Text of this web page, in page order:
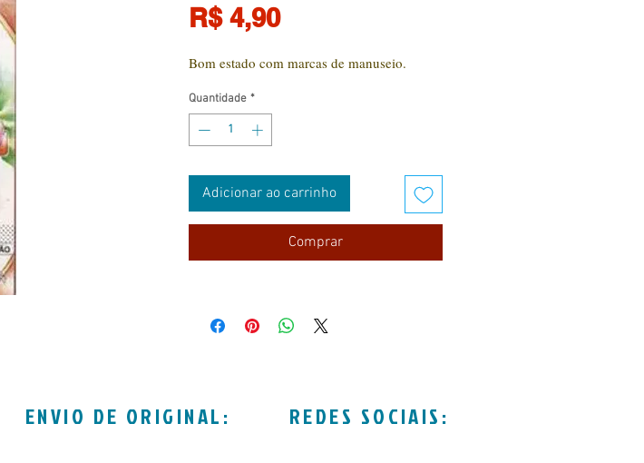
R$ 4,90Preço
Bom estado com marcas de manuseio.
Quantidade *
Adicionar ao carrinho
Comprar
ENVIO DE ORIGINAL: REDES SOCIAIS: